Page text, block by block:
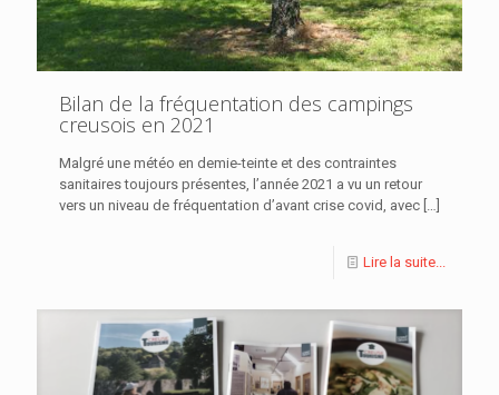
Bilan de la fréquentation des campings
creusois en 2021
Malgré une météo en demie-teinte et des contraintes
sanitaires toujours présentes, l’année 2021 a vu un retour
vers un niveau de fréquentation d’avant crise covid, avec
Lire la suite...